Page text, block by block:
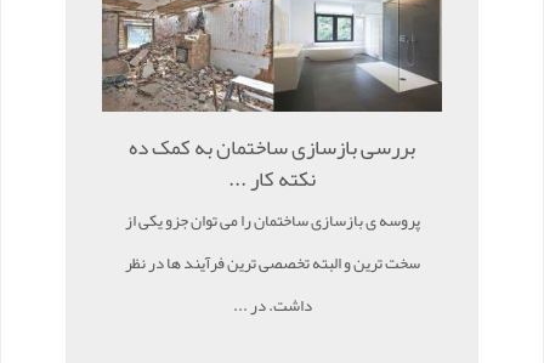
بررسی بازسازی ساختمان به کمک ده
نکته کار ...
پروسه ی بازسازی ساختمان را می توان جزو یکی از
سخت ترین و البته تخصصی ترین فرآیند ها در نظر
داشت. در ...